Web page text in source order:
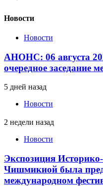
Новости
Новости
АНОНС: 06 августа
очередное заседание
5 дней назад
Новости
2 недели назад
Новости
Экспозиция Историко-
Чишмикиой была
международном